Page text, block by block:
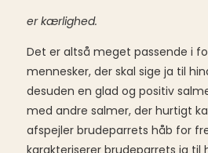
er kærlighed.
Det er altså meget passende i
mennesker, der skal sige ja til
desuden en glad og positiv
med andre salmer, der hurtigt
afspejler brudeparrets håb for